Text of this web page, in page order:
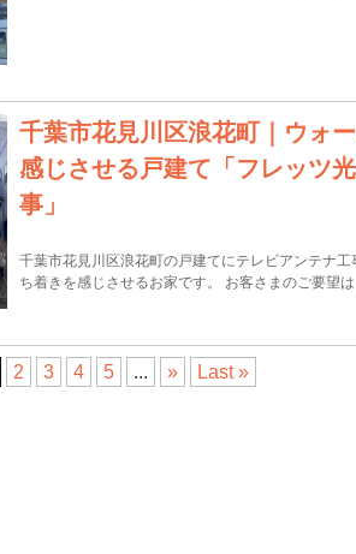
千葉市花見川区浪花町｜ウォ
感じさせる戸建て「フレッツ
事」
千葉市花見川区浪花町の戸建てにテレビアンテナ
ち着きを感じさせるお家です。 お客さまのご要望
2 3 4 5 ... » Last »